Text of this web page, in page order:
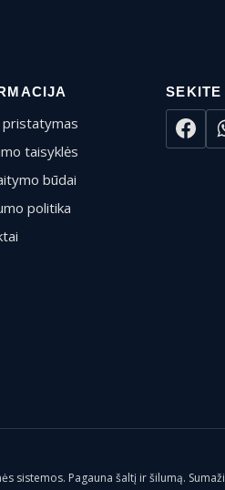
pristatymas
taisyklės
būdai
politika
SEKITE
sistemos. Pagauna šaltį ir šilumą.